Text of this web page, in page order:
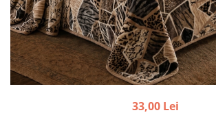
33,00 Lei